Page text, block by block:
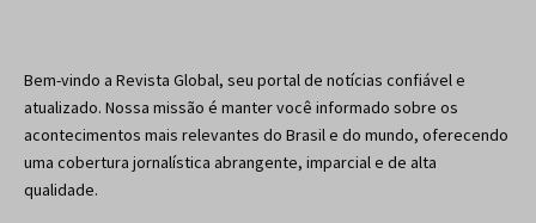
Bem-vindo a Revista Global, seu portal de notícias confiável e
atualizado. Nossa missão é manter você informado sobre os
acontecimentos mais relevantes do Brasil e do mundo, oferecendo
uma cobertura jornalística abrangente, imparcial e de alta
qualidade.